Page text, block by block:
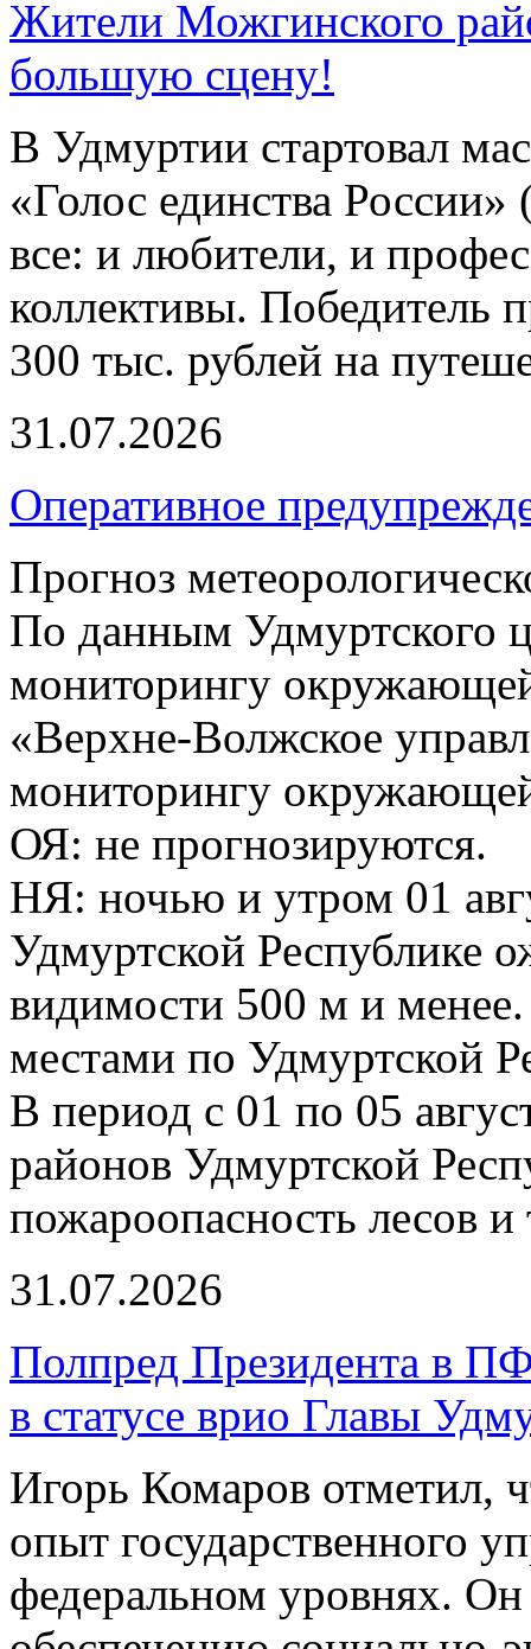
Жители Можгинского
большую сцену!
В Удмуртии стартовал
«Голос единства
все: и любители, и
коллективы. Победитель
300 тыс. рублей на
31.07.2026
Оперативное
Прогноз
По данным Удмуртского
мониторингу
«Верхне-Волжское
мониторингу
ОЯ: не прогнозируются.
НЯ: ночью и утром 01
Удмуртской Республике
видимости 500 м и
местами по Удмуртской
В период с 01 по 05
районов Удмуртской
пожароопасность лесов
31.07.2026
Полпред Президента в
в статусе врио Главы
Игорь Комаров отметил,
опыт государственного
федеральном уровнях.